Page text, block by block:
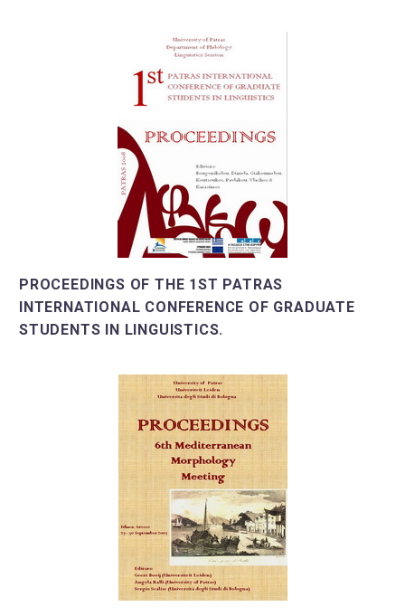
PROCEEDINGS OF THE 1ST PATRAS
INTERNATIONAL CONFERENCE OF GRADUATE
STUDENTS IN LINGUISTICS.